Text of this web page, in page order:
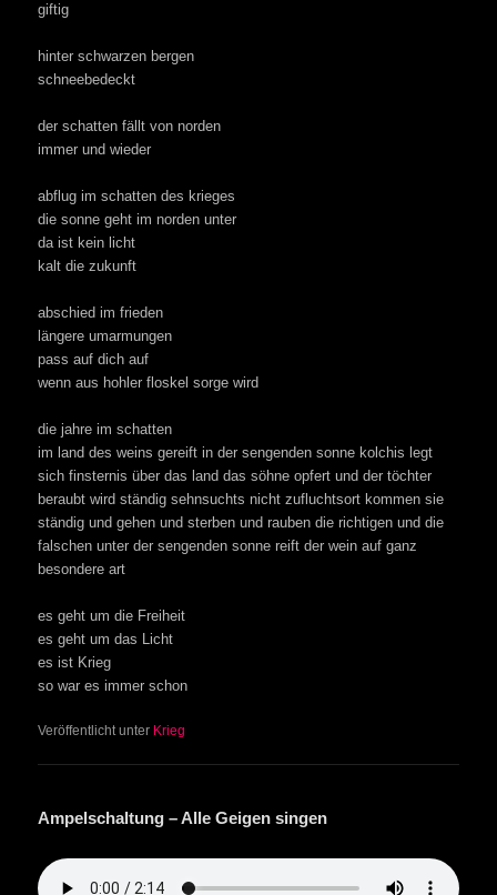
giftig
hinter schwarzen bergen
schneebedeckt
der schatten fällt von norden
immer und wieder
abflug im schatten des krieges
die sonne geht im norden unter
da ist kein licht
kalt die zukunft
abschied im frieden
längere umarmungen
pass auf dich auf
wenn aus hohler floskel sorge wird
die jahre im schatten
im land des weins gereift in der sengenden sonne kolchis legt
sich finsternis über das land das söhne opfert und der töchter
beraubt wird ständig sehnsuchts nicht zufluchtsort kommen sie
ständig und gehen und sterben und rauben die richtigen und die
falschen unter der sengenden sonne reift der wein auf ganz
besondere art
es geht um die Freiheit
es geht um das Licht
es ist Krieg
so war es immer schon
Veröffentlicht unter Krieg
Ampelschaltung – Alle Geigen singen